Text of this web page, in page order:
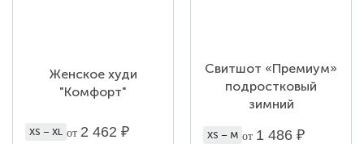
Женское худи
"Комфорт"
XS – XL от 2 462 ₽
Свитшот «Премиум»
подростковый
зимний
XS – M от 1 486 ₽